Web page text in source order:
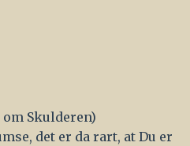
Skulderen)
det er da rart, at Du er